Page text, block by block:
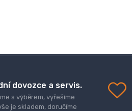
dovozce a servis.
s výběrem, vyřešíme
je skladem, doručíme